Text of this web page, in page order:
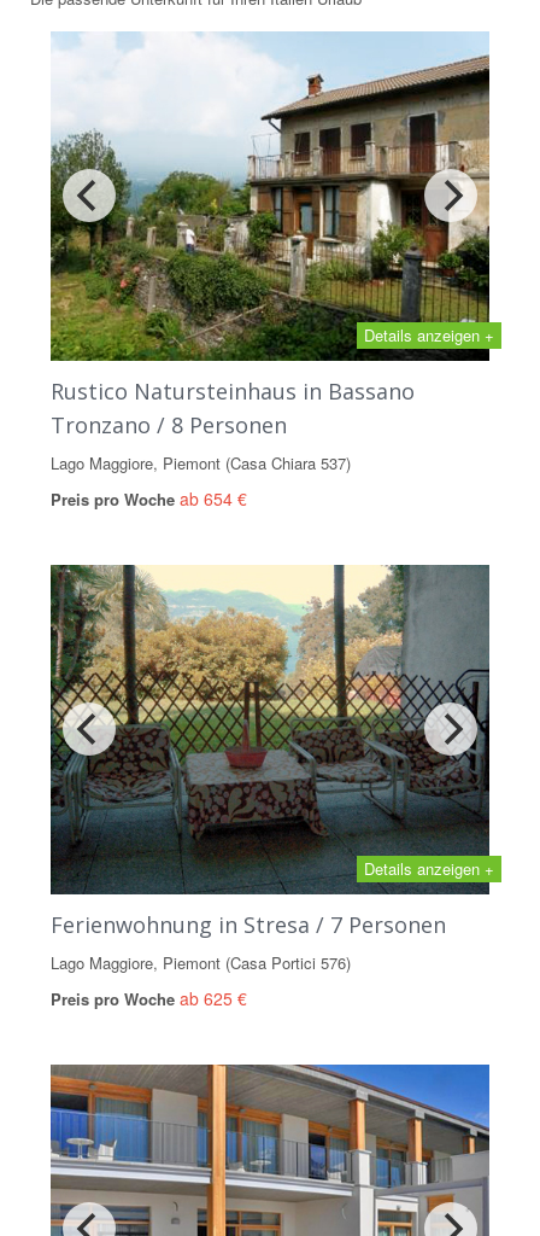
Details anzeigen +
Rustico Natursteinhaus in Bassano
Tronzano / 8 Personen
Lago Maggiore, Piemont (Casa Chiara 537)
Preis pro Woche ab 654 €
Details anzeigen +
Ferienwohnung in Stresa / 7 Personen
Lago Maggiore, Piemont (Casa Portici 576)
Preis pro Woche ab 625 €